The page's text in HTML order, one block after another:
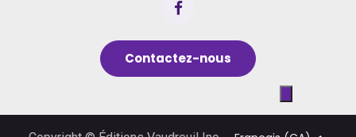
Contactez-nous